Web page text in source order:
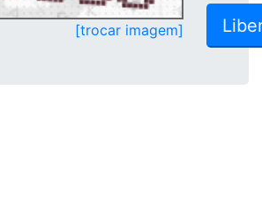
[trocar imagem]